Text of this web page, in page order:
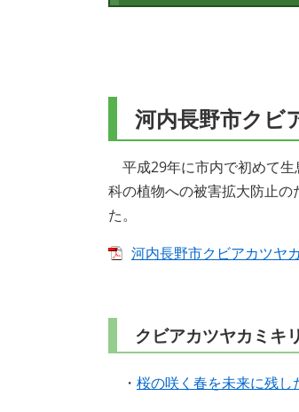
河内長野市クビ
平成29年に市内で初めて生
科の植物への被害拡大防止
た。
河内長野市クビアカツヤ
クビアカツヤカミキ
・ 桜の咲く春を未来に残